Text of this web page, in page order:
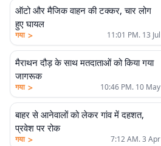
ऑटो और मैजिक वाहन की टक्कर, चार लोग
हुए घायल
गया > 11:01 PM. 13 Jul
मैराथन दौड़ के साथ मतदाताओं को किया गया
जागरूक
गया > 10:46 PM. 10 May
बाहर से आनेवालों को लेकर गांव में दहशत,
प्रवेश पर रोक
गया > 7:12 AM. 3 Apr